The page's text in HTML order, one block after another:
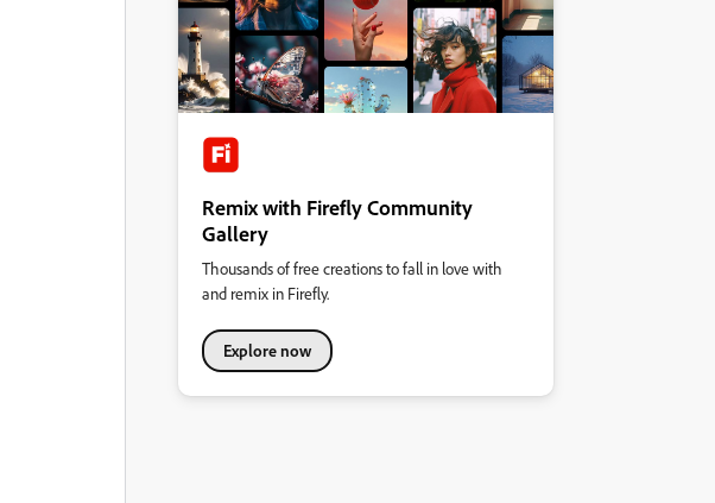
Remix with Firefly Community
Gallery
Thousands of free creations to fall in love with
and remix in Firefly.
Explore now